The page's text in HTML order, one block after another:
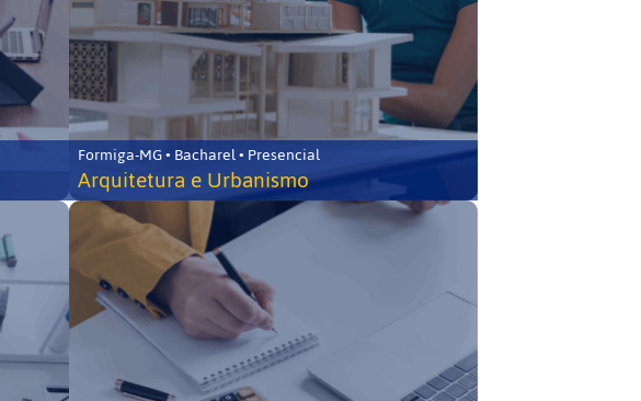
Formiga-MG • Bacharel • Presencial
Arquitetura e Urbanismo